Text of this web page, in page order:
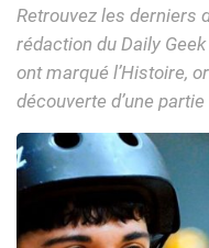
Retrouvez les derniers
rédaction du Daily
ont marqué l’Histoire,
découverte d’une